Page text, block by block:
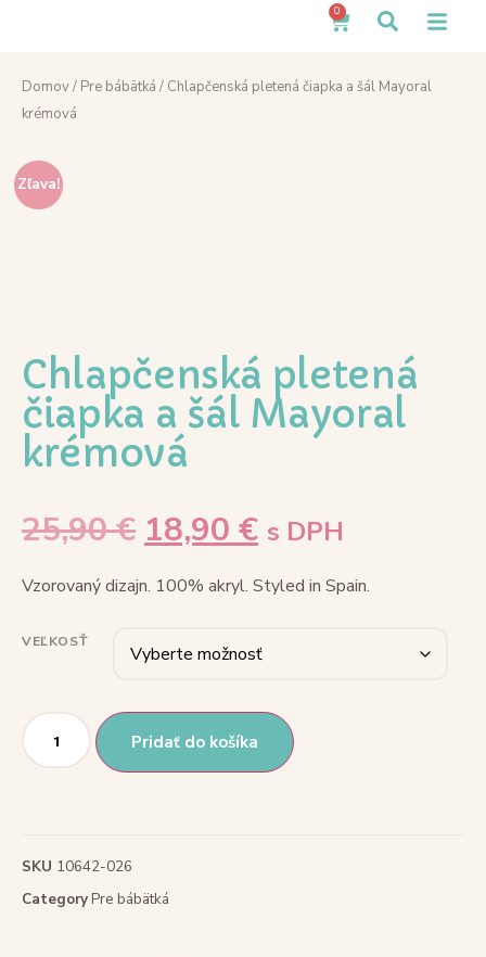
0
Domov/ Pre bábätká / Chlapčenská pletená čiapka a šál Mayoral
krémová
Zľava!
Chlapčenská pletená
čiapka a šál Mayoral
krémová
25,90€ 18,90 € s DPH
Vzorovaný dizajn. 100% akryl. Styled in Spain.
VEĽKOSŤ
Pridať do košíka
SKU 10642-026
CategoryPre bábätká